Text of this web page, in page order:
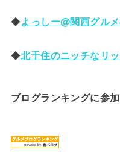
◆よっしー@関西グル
◆北千住のニッチなリ
ブログランキングに参